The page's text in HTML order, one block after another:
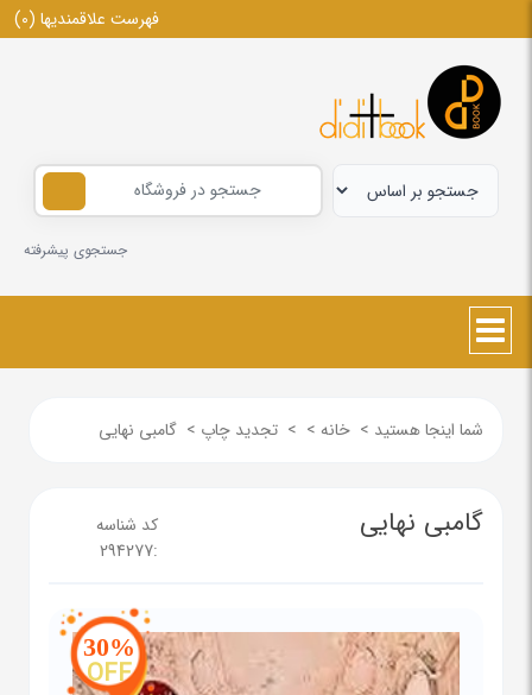
فهرست علاقمندیها (0)
جستجوی پیشرفته
شما اینجا هستید > خانه >
> تجدید چاپ > گامبی نهایی
گامبی نهایی
کد شناسه
:
294277
30%
OFF